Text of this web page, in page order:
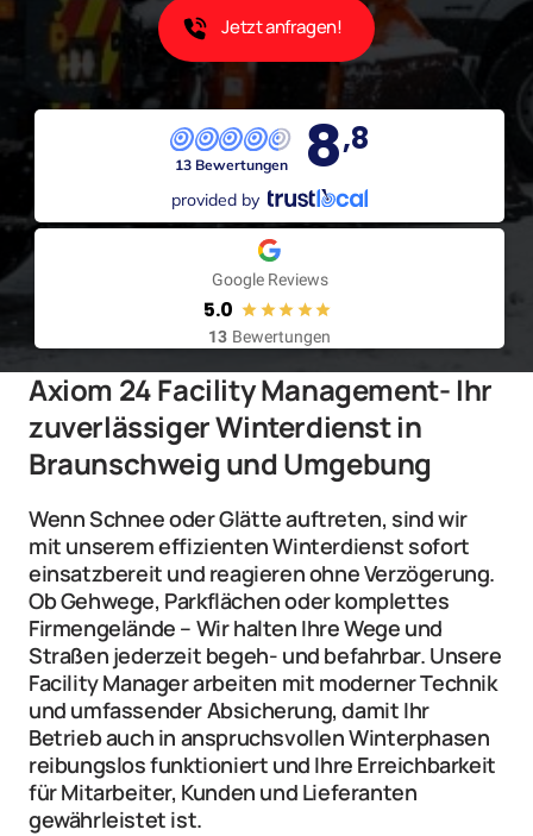
Jetzt anfragen!
13 Bewertungen 8,8
provided by
Google Reviews
5.0
13 Bewertungen
Axiom 24 Facility Management- Ihr
zuverlässiger Winterdienst in
Braunschweig und Umgebung
Wenn Schnee oder Glätte auftreten, sind wir
mit unserem effizienten Winterdienst sofort
einsatzbereit und reagieren ohne Verzögerung.
Ob Gehwege, Parkflächen oder komplettes
Firmengelände – Wir halten Ihre Wege und
Straßen jederzeit begeh- und befahrbar. Unsere
Facility Manager arbeiten mit moderner Technik
und umfassender Absicherung, damit Ihr
Betrieb auch in anspruchsvollen Winterphasen
reibungslos funktioniert und Ihre Erreichbarkeit
für Mitarbeiter, Kunden und Lieferanten
gewährleistet ist.